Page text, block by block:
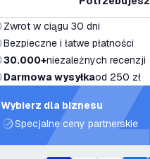
Zwrot w ciągu 30 dni
Bezpieczne i łatwe płatności
30.000+niezależnych recenzji
Darmowa wysyłkaod 250 zł
Wybierz dla biznesu
Specjalne ceny partnerskie